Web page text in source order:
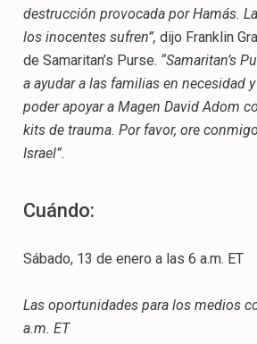
destrucción provocada por Hamás.
los inocentes sufren”, dijo Franklin
de Samaritan’s Purse. “Samaritan’s
a ayudar a las familias en necesidad
poder apoyar a Magen David Adom
kits de trauma. Por favor, ore
Israel”.
Cuándo:
Sábado, 13 de enero a las 6 a.m. ET
Las oportunidades para los medios
a.m. ET